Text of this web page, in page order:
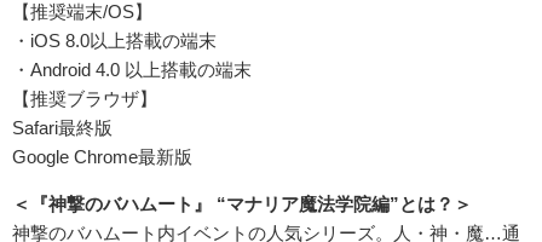
【推奨端末/OS】
・iOS 8.0以上搭載の端末
・Android 4.0 以上搭載の端末
【推奨ブラウザ】
Safari最終版
Google Chrome最新版
＜『神撃のバハムート』 “マナリア魔法学院編”とは？＞
神撃のバハムート内イベントの人気シリーズ。人・神・魔…通